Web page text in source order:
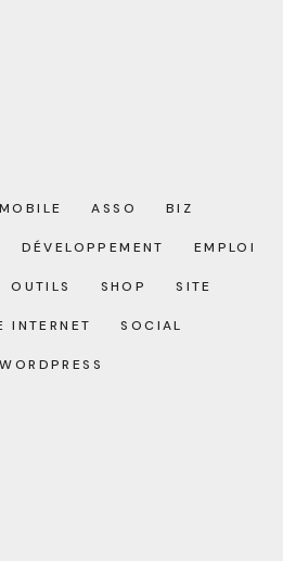
ASSO BIZ
DÉVELOPPEMENT EMPLOI
OUTILS SHOP SITE
INTERNET SOCIAL
WORDPRESS